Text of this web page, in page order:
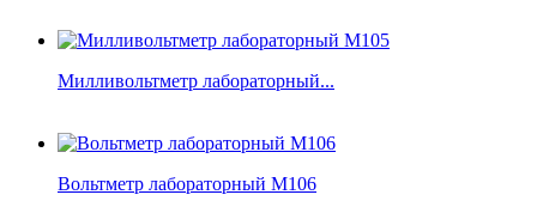
Милливольтметр лабораторный...
Вольтметр лабораторный М106